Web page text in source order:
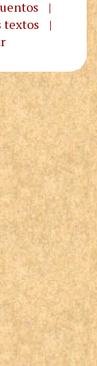
|
textos
|